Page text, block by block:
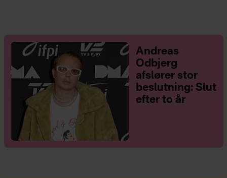
Andreas
Odbjerg
afslører stor
beslutning: Slut
efter to år